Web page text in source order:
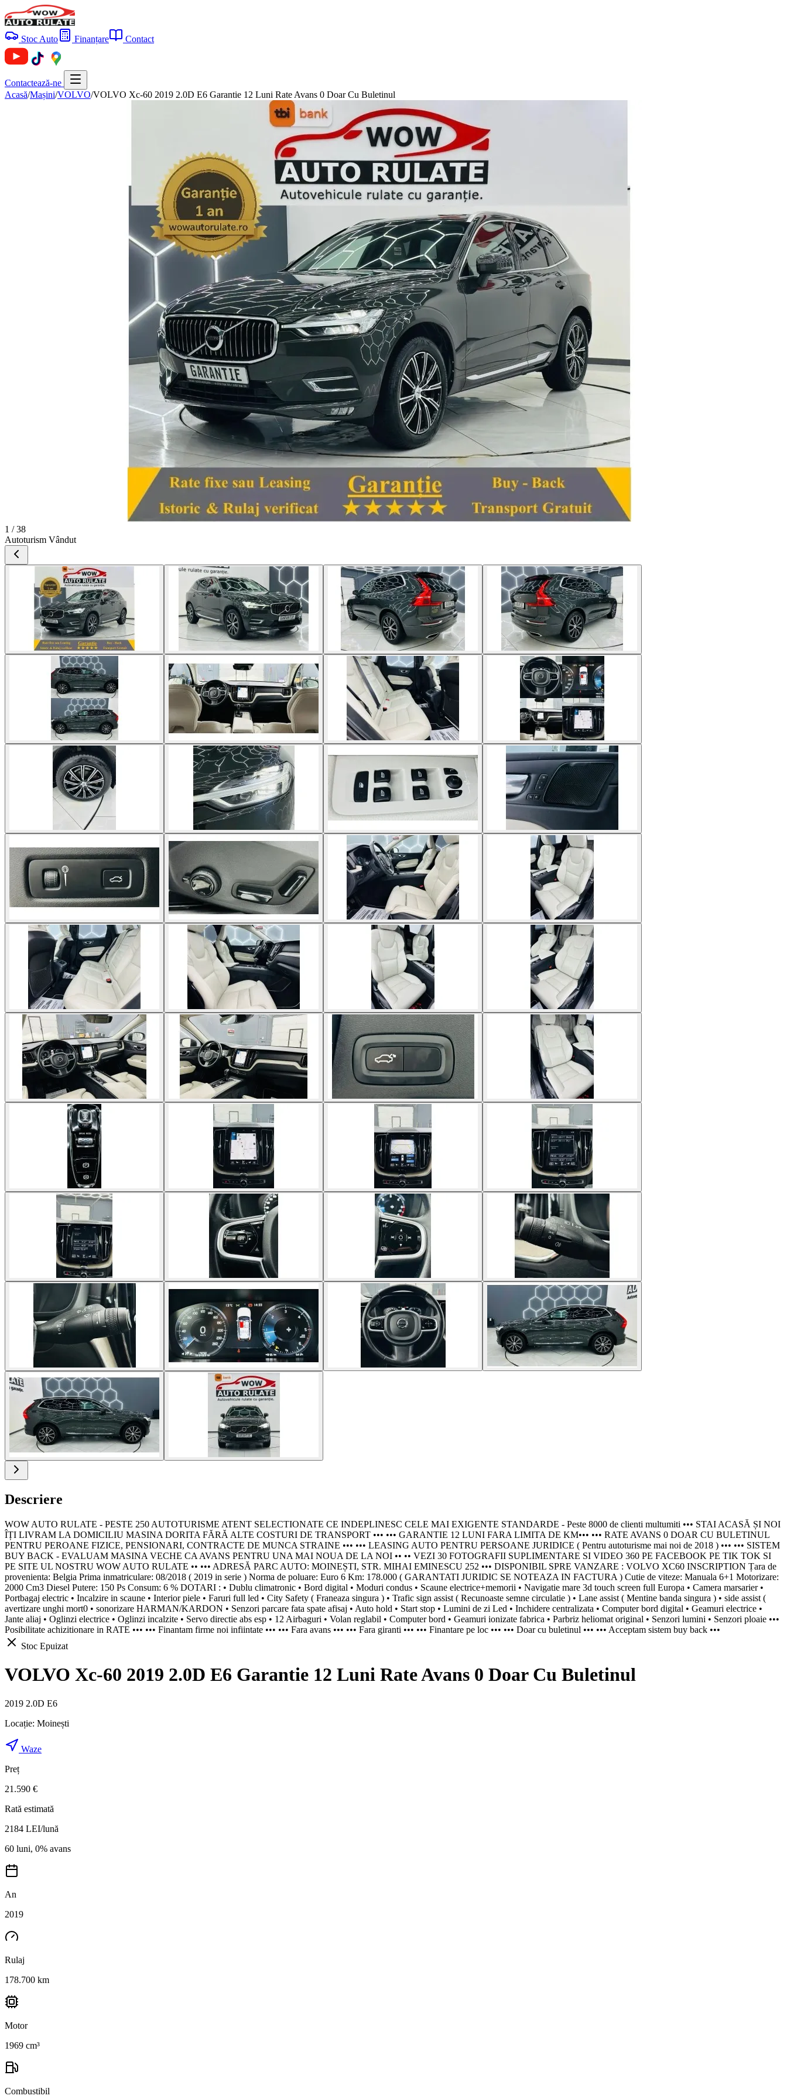
Stoc Auto Finanțare Contact
Contactează-ne
Acasă/Mașini/VOLVO/VOLVO Xc-60 2019 2.0D E6 Garantie 12 Luni Rate Avans 0 Doar Cu Buletinul
1 / 38
Autoturism Vândut
Descriere
WOW AUTO RULATE - PESTE 250 AUTOTURISME ATENT SELECTIONATE CE INDEPLINESC CELE MAI EXIGENTE STANDARDE - Peste 8000 de clienti multumiti ••• STAI ACASĂ ȘI NOI
ÎȚI LIVRAM LA DOMICILIU MASINA DORITA FĂRĂ ALTE COSTURI DE TRANSPORT ••• ••• GARANTIE 12 LUNI FARA LIMITA DE KM••• ••• RATE AVANS 0 DOAR CU BULETINUL
PENTRU PEROANE FIZICE, PENSIONARI, CONTRACTE DE MUNCA STRAINE ••• ••• LEASING AUTO PENTRU PERSOANE JURIDICE ( Pentru autoturisme mai noi de 2018 ) ••• ••• SISTEM
BUY BACK - EVALUAM MASINA VECHE CA AVANS PENTRU UNA MAI NOUA DE LA NOI •• •• VEZI 30 FOTOGRAFII SUPLIMENTARE SI VIDEO 360 PE FACEBOOK PE TIK TOK SI
PE SITE UL NOSTRU WOW AUTO RULATE •• ••• ADRESĂ PARC AUTO: MOINEȘTI, STR. MIHAI EMINESCU 252 ••• DISPONIBIL SPRE VANZARE : VOLVO XC60 INSCRIPTION Țara de
provenienta: Belgia Prima inmatriculare: 08/2018 ( 2019 in serie ) Norma de poluare: Euro 6 Km: 178.000 ( GARANTATI JURIDIC SE NOTEAZA IN FACTURA ) Cutie de viteze: Manuala 6+1 Motorizare:
2000 Cm3 Diesel Putere: 150 Ps Consum: 6 % DOTARI : • Dublu climatronic • Bord digital • Moduri condus • Scaune electrice+memorii • Navigatie mare 3d touch screen full Europa • Camera marsarier •
Portbagaj electric • Incalzire in scaune • Interior piele • Faruri full led • City Safety ( Franeaza singura ) • Trafic sign assist ( Recunoaste semne circulatie ) • Lane assist ( Mentine banda singura ) • side assist (
avertizare unghi mort0 • sonorizare HARMAN/KARDON • Senzori parcare fata spate afisaj • Auto hold • Start stop • Lumini de zi Led • Inchidere centralizata • Computer bord digital • Geamuri electrice •
Jante aliaj • Oglinzi electrice • Oglinzi incalzite • Servo directie abs esp • 12 Airbaguri • Volan reglabil • Computer bord • Geamuri ionizate fabrica • Parbriz heliomat original • Senzori lumini • Senzori ploaie •••
Posibilitate achizitionare in RATE ••• ••• Finantam firme noi infiintate ••• ••• Fara avans ••• ••• Fara giranti ••• ••• Finantare pe loc ••• ••• Doar cu buletinul ••• ••• Acceptam sistem buy back •••
Stoc Epuizat
VOLVO Xc-60 2019 2.0D E6 Garantie 12 Luni Rate Avans 0 Doar Cu Buletinul
2019 2.0D E6
Locație: Moinești
Waze
Preț
21.590 €
Rată estimată
2184 LEI/lună
60 luni, 0% avans
An
2019
Rulaj
178.700 km
Motor
1969 cm³
Combustibil